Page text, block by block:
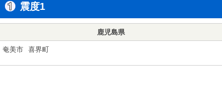
震度1
鹿児島県
奄美市 喜界町